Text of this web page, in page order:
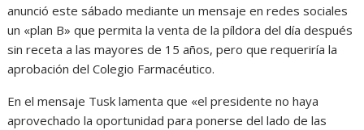
anunció este sábado mediante un mensaje en redes sociales
un «plan B» que permita la venta de la píldora del día después
sin receta a las mayores de 15 años, pero que requeriría la
aprobación del Colegio Farmacéutico.
En el mensaje Tusk lamenta que «el presidente no haya
aprovechado la oportunidad para ponerse del lado de las